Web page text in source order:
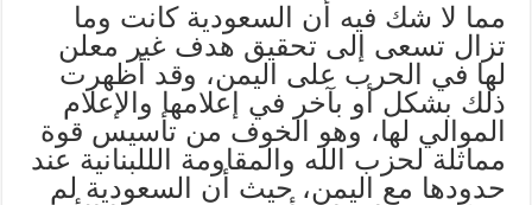
مما لا شك فيه أن السعودية كانت وما
تزال تسعى إلى تحقيق هدف غير معلن
لها في الحرب على اليمن، وقد أظهرت
ذلك بشكل أو بآخر في إعلامها والإعلام
الموالي لها، وهو الخوف من تأسيس قوة
مماثلة لحزب الله والمقاومة الللبنانية عند
حدودها مع اليمن، حيث أن السعودية لم